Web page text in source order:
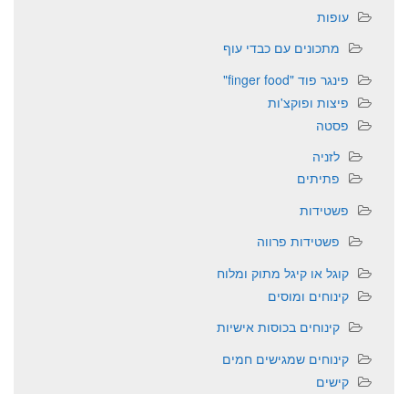
עופות
מתכונים עם כבדי עוף
פינגר פוד "finger food"
פיצות ופוקצ'ות
פסטה
לזניה
פתיתים
פשטידות
פשטידות פרווה
קוגל או קיגל מתוק ומלוח
קינוחים ומוסים
קינוחים בכוסות אישיות
קינוחים שמגישים חמים
קישים